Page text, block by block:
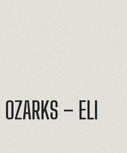
OZARKS– ELI